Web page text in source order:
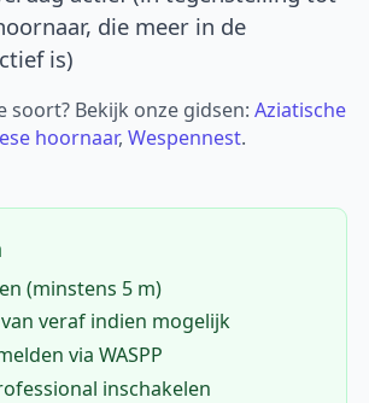
die meer in de
is)
soort? Bekijk onze gidsen:Aziatische
hoornaar,Wespennest.
(minstens 5 m)
veraf indien mogelijk
via WASPP
inschakelen